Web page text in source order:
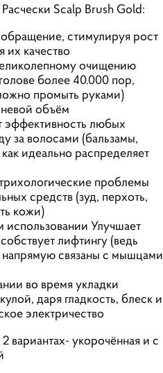
Scalp Brush Gold:
стимулируя рост
их качество
очищению
более 40.000 пор,
промыть руками)
объём
эффективность любых
за волосами (бальзамы,
идеально распределяет
проблемы
средств (зуд, перхоть,
кожи)
использовании Улучшает
лифтингу (ведь
связаны с мышцами
во время укладки
даря гладкость, блеск и
электричество
вариантах- укорочённая и с